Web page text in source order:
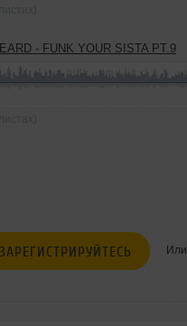
- FUNK YOUR SISTA PT.9
ЗАРЕГИСТРИРУЙТЕСЬ Или